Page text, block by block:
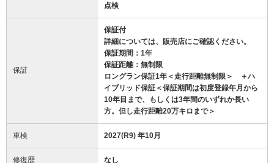
点検
保証
保証付
詳細については、販売店にご確認ください。
保証期間：1年
保証距離：無制限
ロングラン保証1年＜走行距離無制限＞ ＋ハ
イブリッド保証＜保証期間は初度登録年月から
10年目まで、もしくは3年間のいずれか長い
方。但し走行距離20万キロまで＞
車検 2027(R9) 年10月
修復歴 なし